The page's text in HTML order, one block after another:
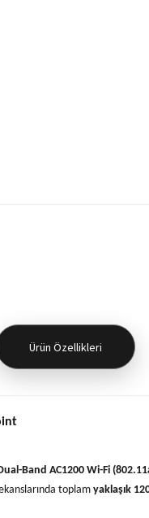
Ürün Özellikleri
Band AC1200 Wi-Fi
toplam yaklaşık